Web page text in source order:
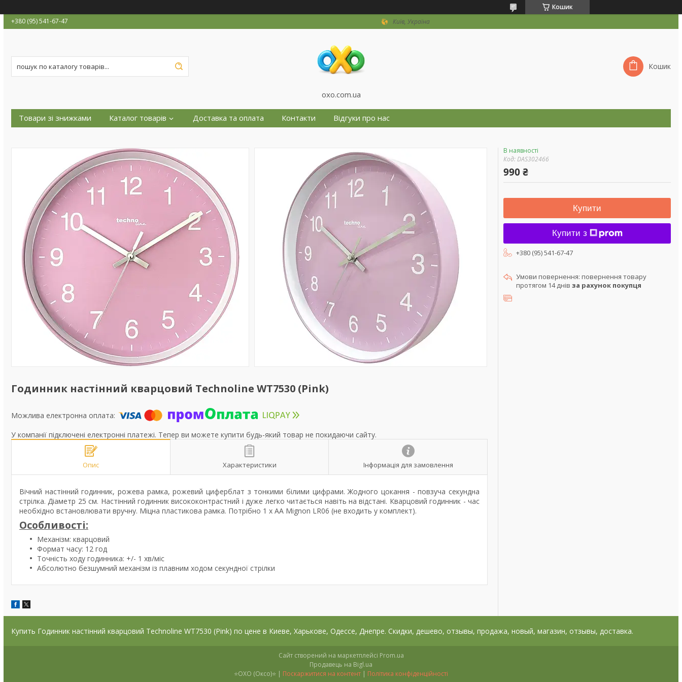
Кошик
+380 (95) 541-67-47
Київ, Україна
oxo.com.ua
Кошик
Товари зі знижками Каталог товарів Доставка та оплата Контакти Відгуки про нас
Годинник настінний кварцовий Technoline WT7530 (Pink)
У компанії підключені електронні платежі. Тепер ви можете купити будь-який товар не покидаючи сайту.
Опис Характеристики Інформація для замовлення
Вічний настінний годинник, рожева рамка, рожевий циферблат з тонкими білими цифрами. Жодного цокання - повзуча секундна
стрілка. Діаметр 25 см. Настінний годинник висококонтрастний і дуже легко читається навіть на відстані. Кварцовий годинник - час
необхідно встановлювати вручну. Міцна пластикова рамка. Потрібно 1 x AA Mignon LR06 (не входить у комплект).
Особливості:
Механізм: кварцовий
Формат часу: 12 год
Точність ходу годинника: +/- 1 хв/міс
Абсолютно безшумний механізм із плавним ходом секундної стрілки
В наявності
Код:DAS302466
990 ₴
Купити
Купити з
+380 (95) 541-67-47
повернення товару
протягом 14 днів за рахунок покупця
Купить Годинник настінний кварцовий Technoline WT7530 (Pink) по цене в Киеве, Харькове, Одессе, Днепре. Скидки, дешево, отзывы, продажа, новый, магазин, отзывы, доставка.
Сайт створений на маркетплейсі Prom.ua
Продавець на Bigl.ua
⭐OXO (Оксо)⭐ | Поскаржитися на контент | Політика конфіденційності